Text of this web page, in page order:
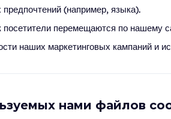
(например, языка).
посетители перемещаются по нашему
наших маркетинговых кампаний и
нами файлов